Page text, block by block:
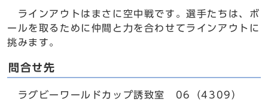
ラインアウトはまさに空中戦です。選手たちは、ボ
ールを取るために仲間と力を合わせてラインアウトに
挑みます。
問合せ先
ラグビーワールドカップ誘致室 06（4309）